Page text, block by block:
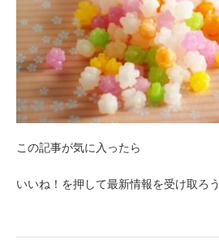
この記事が気に入ったら
いいね！を押して最新情報を受け取ろう